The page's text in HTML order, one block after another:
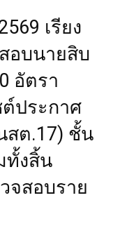
เรียง
อบนายสิบ
อัตรา
ต์ประกาศ
สต.17) ชั้น
ทั้งสิ้น
จสอบราย